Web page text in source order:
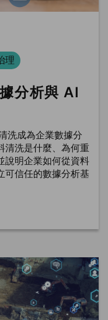
理
分析與 AI
洗成為企業數據分
清洗是什麼、為何重
說明企業如何從資料
可信任的數據分析基